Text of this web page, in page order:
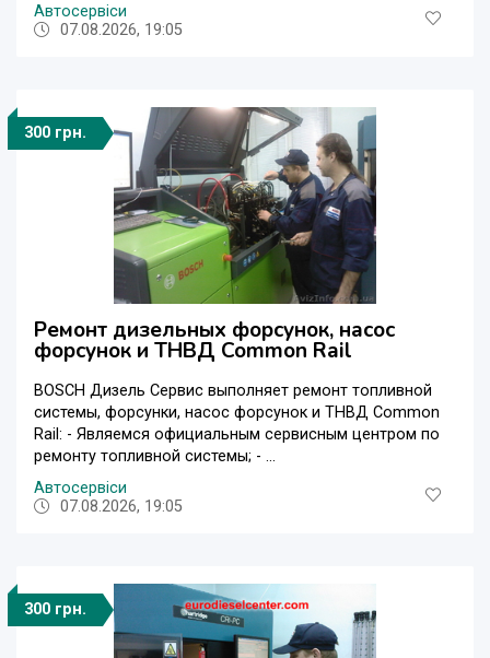
Автосервіси
07.08.2026, 19:05
300 грн.
Ремонт дизельных форсунок, насос
форсунок и ТНВД Common Rail
BOSCH Дизель Сервис выполняет ремонт топливной
системы, форсунки, насос форсунок и ТНВД Common
Rail: - Являемся официальным сервисным центром по
ремонту топливной системы; - ...
Автосервіси
07.08.2026, 19:05
300 грн.